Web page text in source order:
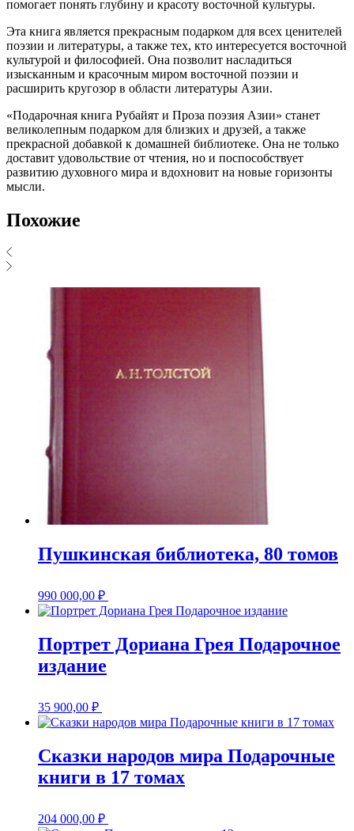
помогает понять глубину и красоту восточной культуры.
Эта книга является прекрасным подарком для всех ценителей
поэзии и литературы, а также тех, кто интересуется восточной
культурой и философией. Она позволит насладиться
изысканным и красочным миром восточной поэзии и
расширить кругозор в области литературы Азии.
«Подарочная книга Рубайят и Проза поэзия Азии» станет
великолепным подарком для близких и друзей, а также
прекрасной добавкой к домашней библиотеке. Она не только
доставит удовольствие от чтения, но и поспособствует
развитию духовного мира и вдохновит на новые горизонты
мысли.
Похожие
Пушкинская библиотека, 80 томов
990 000,00 ₽
Портрет Дориана Грея Подарочное
издание
35 900,00 ₽
Сказки народов мира Подарочные
книги в 17 томах
204 000,00 ₽